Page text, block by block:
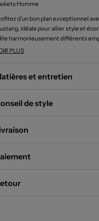
Homme
d’un bon plan exceptionnel
idéale pour allier style et
harmonieusement différents
mesh pour une touche de
d’une allure tendance lors de toutes
PLUS
et entretien
de style